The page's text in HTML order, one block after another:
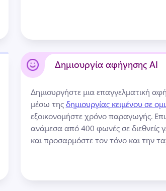
Δημιουργία αφήγησης ΑΙ
Δημιουργήστε μια επαγγελματική
μέσω της δημιουργίας κειμένου σε
εξοικονομήστε χρόνο παραγωγής.
ανάμεσα από 400 φωνές σε διεθνείς
και προσαρμόστε τον τόνο και την